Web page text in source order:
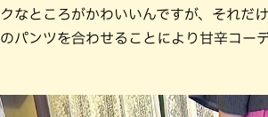
クなところがかわいいんですが、それだ
のパンツを合わせることにより甘辛コー